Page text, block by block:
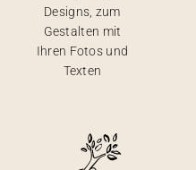
Designs, zum
Gestalten mit
Ihren Fotos und
Texten